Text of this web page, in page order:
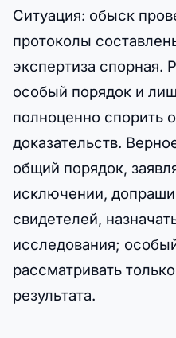
Ситуация: обыск
протоколы
экспертиза спорная.
особый порядок и
полноценно спорить
доказательств.
общий порядок,
исключении,
свидетелей,
исследования;
рассматривать
результата.